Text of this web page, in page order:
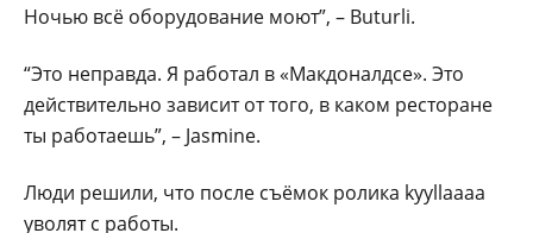
Ночью всё оборудование моют”, – Buturli.
“Это неправда. Я работал в «Макдоналдсе». Это
действительно зависит от того, в каком ресторане
ты работаешь”, – Jasmine.
Люди решили, что после съёмок ролика kyyllaaaa
уволят с работы.